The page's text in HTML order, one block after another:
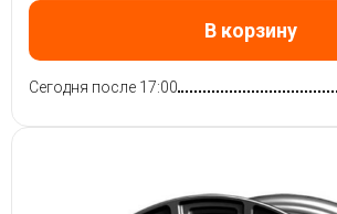
В корзину
Сегодня после 17:00